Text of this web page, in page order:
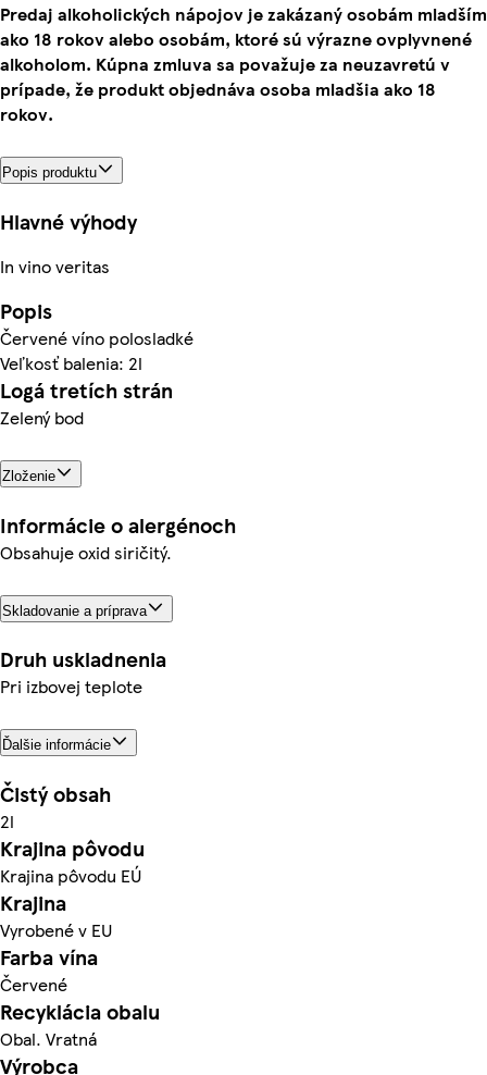
Predaj alkoholických nápojov je zakázaný osobám mladším
ako 18 rokov alebo osobám, ktoré sú výrazne ovplyvnené
alkoholom. Kúpna zmluva sa považuje za neuzavretú v
prípade, že produkt objednáva osoba mladšia ako 18
rokov.
Popis produktu
Hlavné výhody
In vino veritas
Popis
Červené víno polosladké
Veľkosť balenia: 2l
Logá tretích strán
Zelený bod
Zloženie
Informácie o alergénoch
Obsahuje oxid siričitý.
Skladovanie a príprava
Druh uskladnenia
Pri izbovej teplote
Ďalšie informácie
Čistý obsah
2l
Krajina pôvodu
Krajina pôvodu EÚ
Krajina
Vyrobené v EU
Farba vína
Červené
Recyklácia obalu
Obal. Vratná
Výrobca